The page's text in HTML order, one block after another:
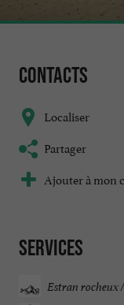
Contacts
Localiser
Partager
Ajouter à mon
Services
Estran rocheux